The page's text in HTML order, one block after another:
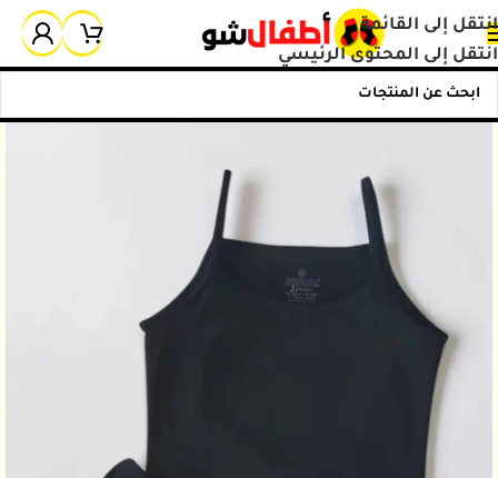
انتقل إلى القائمة
انتقل إلى المحتوى الرئيسي